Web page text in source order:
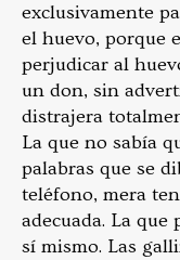
exclusivamente
el huevo, porque
perjudicar al
un don, sin
distrajera
La que no sabía
palabras que se
teléfono, mera
adecuada. La
sí mismo. Las